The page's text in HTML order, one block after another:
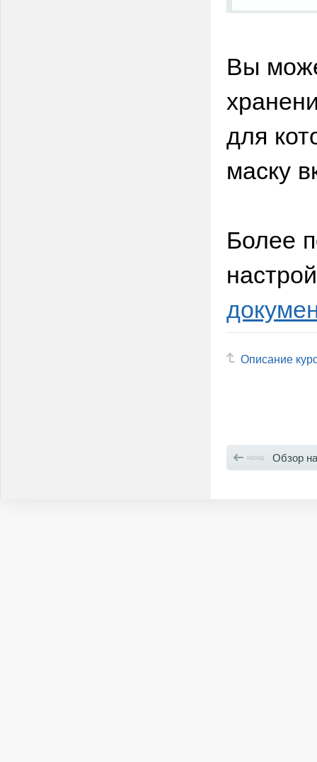
Вы
для
маску
Более
Описание
назад Обзор